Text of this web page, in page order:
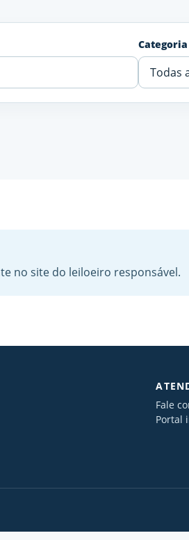
Categoria
no site do leiloeiro responsável.
Fale
Portal